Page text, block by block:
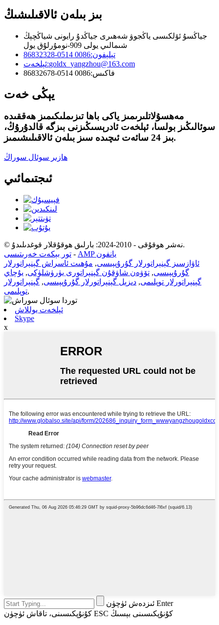
بىز بىلەن ئالاقىلىشىڭ
جياڭسۇ ئۆلكىسى ياڭجوۋ شەھىرى جياڭدۇ رايونى شياڭچېڭ
شىمالىي يولى 909-نومۇرلۇق يول
تېلېفون:0086 0514-86832328
ئېلخەت:goldx_yangzhou@163.com
فاكىس:0086 0514-86832678
يېڭى خەت
مەھسۇلاتلىرىمىز ياكى باھا تىزىملىكىمىز ھەققىدە
سوئالىڭىز بولسا، ئېلخەت ئادرېسىڭىزنى بىزگە قالدۇرۇڭ،
بىز 24 سائەت ئىچىدە سىز بىلەن ئالاقىلىشىمىز.
ھازىر سوئال سوراڭ
ئىجتىمائىي
© نەشر ھوقۇقى - 2010-2024: بارلىق ھوقۇقلار قوغدىلىدۇ.
تور بېكەت خەرىتىسى -
AMP يانفون
ئاۋازسىز گېنېراتورلار گۇرۇپپىسى, مۇھىت ئاسراش گېنېراتورلار
گۇرۇپپىسى, تۆۋەن شاۋقۇن گېنېراتورى يۈرۈشلۈكى, يۇچاي
گېنېراتورلار توپلىمى, دىزېل گېنېراتورلار گۇرۇپپىسى, گېنېراتورلار
توپلىمى,
ئېلخەت يوللاش
Skype
x
ئىزدەش ئۈچۈن Enter
كۇنۇپكىسىنى، تاقاش ئۈچۈن ESC كۇنۇپكىسىنى بېسىڭ